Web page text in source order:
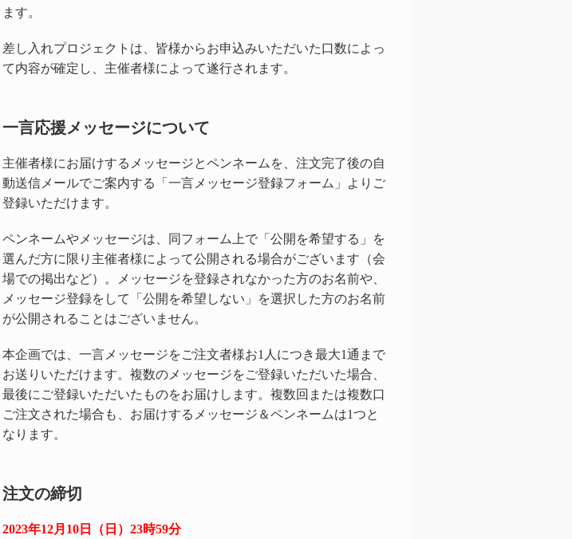
ます。
差し入れプロジェクトは、皆様からお申込みいただいた口数によっ
て内容が確定し、主催者様によって遂行されます。
一言応援メッセージについて
主催者様にお届けするメッセージとペンネームを、注文完了後の自
動送信メールでご案内する「一言メッセージ登録フォーム」よりご
登録いただけます。
ペンネームやメッセージは、同フォーム上で「公開を希望する」を
選んだ方に限り主催者様によって公開される場合がございます（会
場での掲出など）。メッセージを登録されなかった方のお名前や、
メッセージ登録をして「公開を希望しない」を選択した方のお名前
が公開されることはございません。
本企画では、一言メッセージをご注文者様お1人につき最大1通まで
お送りいただけます。複数のメッセージをご登録いただいた場合、
最後にご登録いただいたものをお届けします。複数回または複数口
ご注文された場合も、お届けするメッセージ＆ペンネームは1つと
なります。
注文の締切
2023年12月10日（日）23時59分